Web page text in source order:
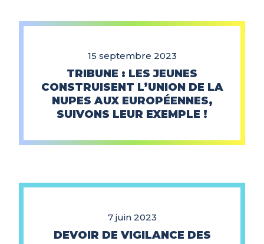
15 septembre 2023
TRIBUNE : LES JEUNES
CONSTRUISENT L’UNION DE LA
NUPES AUX EUROPÉENNES,
SUIVONS LEUR EXEMPLE !
7 juin 2023
DEVOIR DE VIGILANCE DES